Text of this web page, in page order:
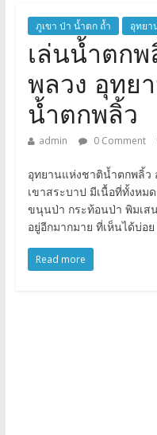
ภูเขา ป่า น้ำตก ถ้ำ อุทยา
เล่นน้ำตก
พลวง อุทย
น้ำตกพลิ้ว
admin 0 Comment
อุทยานแห่งชาติน้ำตกพลิ้ว
เขาสระบาป มีเนื้อที่ทั้งหม
ขนุนป่า กระท้อนป่า พิมเส
อยู่อีกมากมาย ที่เห็นได้บ่อ
Read more